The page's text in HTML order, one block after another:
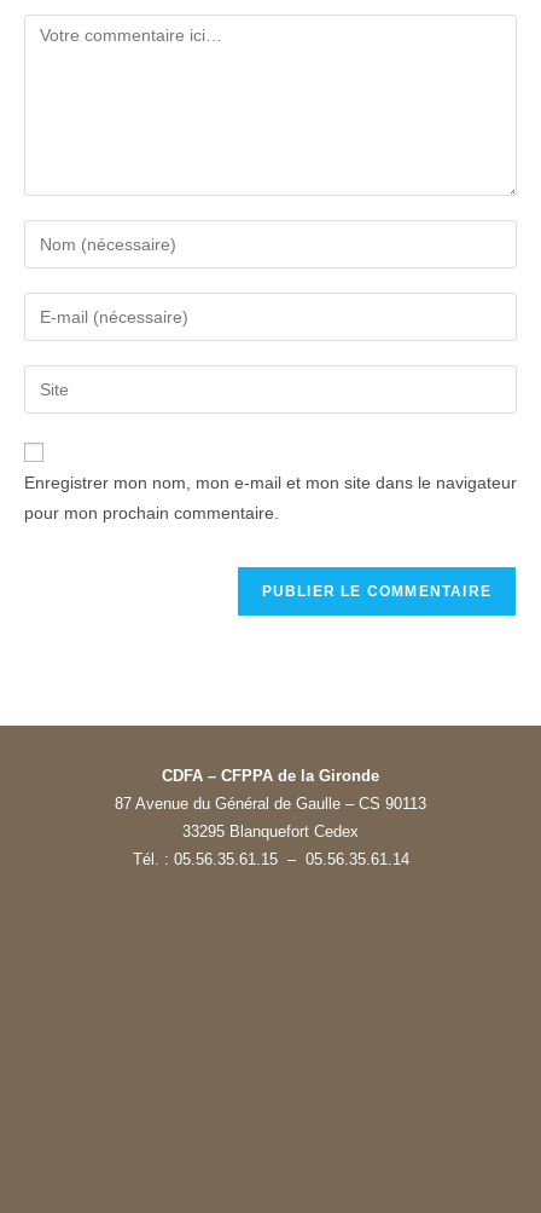
Enregistrer mon nom, mon e-mail et mon site dans le navigateur
pour mon prochain commentaire.
CDFA – CFPPA de la Gironde
87 Avenue du Général de Gaulle – CS 90113
33295 Blanquefort Cedex
Tél. : 05.56.35.61.15 – 05.56.35.61.14